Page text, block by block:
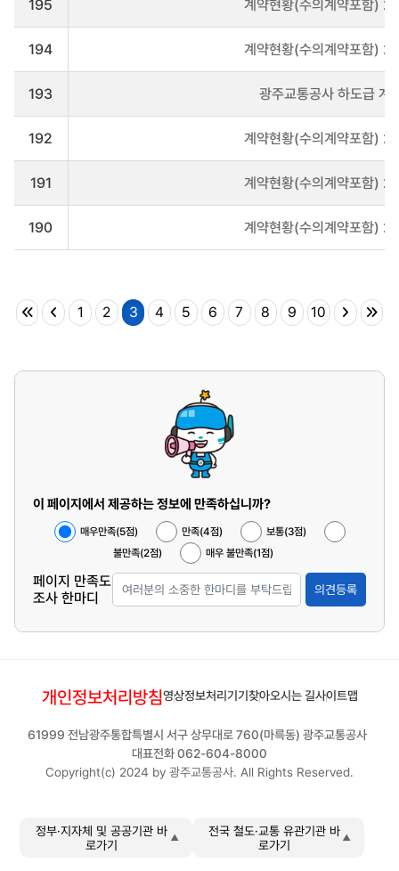
나
195 계약현황(수의계약포함)
194 계약현황(수의계약포함)
193 광주교통공사 하도급 계
192 계약현황(수의계약포함)
191 계약현황(수의계약포함)
190 계약현황(수의계약포함)
1 2 3 4 5 6 7 8 9 10
이 페이지에서 제공하는 정보에 만족하십니까?
매우만족(5점) 만족(4점)
보통(3점)
불만족(2점)
매우 불만족(1점)
페이지 만족도
조사 한마디
의견등록
개인정보처리방침영상정보처리기기 찾아오시는 길사이트맵
61999 전남광주통합특별시 서구 상무대로 760(마륵동) 광주교통공사
대표전화 062-604-8000
Copyright(c) 2024 by 광주교통공사. All Rights Reserved.
정부·지자체 및 공공기관 바
로가기
전국 철도·교통 유관기관 바
로가기